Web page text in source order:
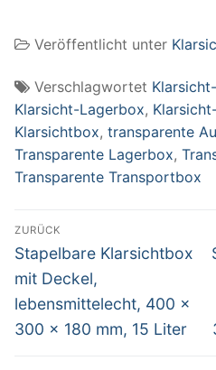
600 x 400 x 420
Veröffentlicht unter
Verschlagwortet
Klarsicht-Lagerbox,
Klarsichtbox, transparente
Transparente Lagerbox,
Transparente Transportbox
Beitragsnavigation
ZURÜCK
Vorheriger
Beitrag:
Stapelbare Klarsichtbox
mit Deckel,
lebensmittelecht, 400 x
300 x 180 mm, 15 Liter